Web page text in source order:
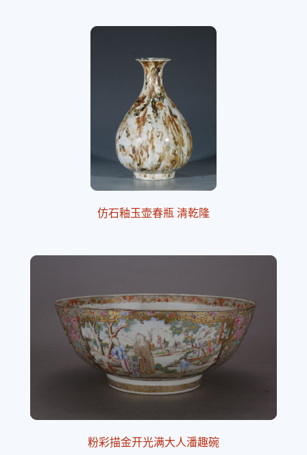
仿石釉玉壶春瓶 清乾隆
粉彩描金开光满大人潘趣碗